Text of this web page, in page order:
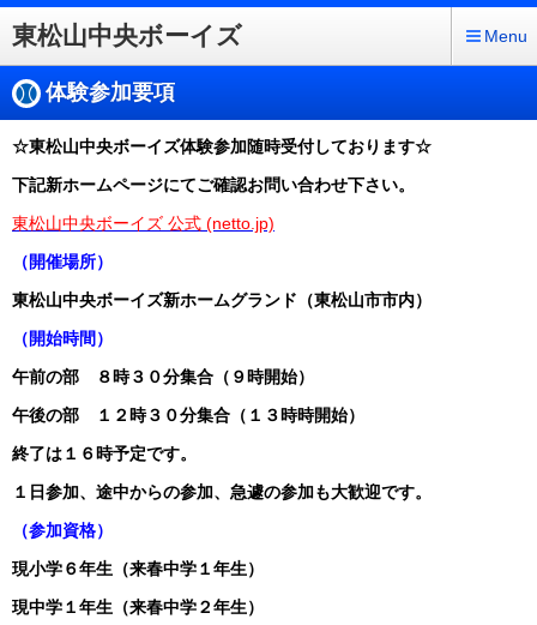
東松山中央ボーイズ Menu
体験参加要項
☆東松山中央ボーイズ体験参加随時受付しております☆
下記新ホームページにてご確認お問い合わせ下さい。
東松山中央ボーイズ 公式 (netto.jp)
（開催場所）
東松山中央ボーイズ新ホームグランド（東松山市市内）
（開始時間）
午前の部 ８時３０分集合（９時開始）
午後の部 １２時３０分集合（１３時時開始）
終了は１６時予定です。
１日参加、途中からの参加、急遽の参加も大歓迎です。
（参加資格）
現小学６年生（来春中学１年生）
現中学１年生（来春中学２年生）